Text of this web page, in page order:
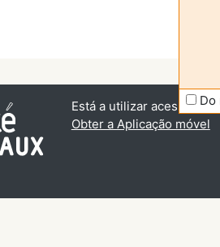
Do
Está a utilizar acesso de
Obter a Aplicação móvel